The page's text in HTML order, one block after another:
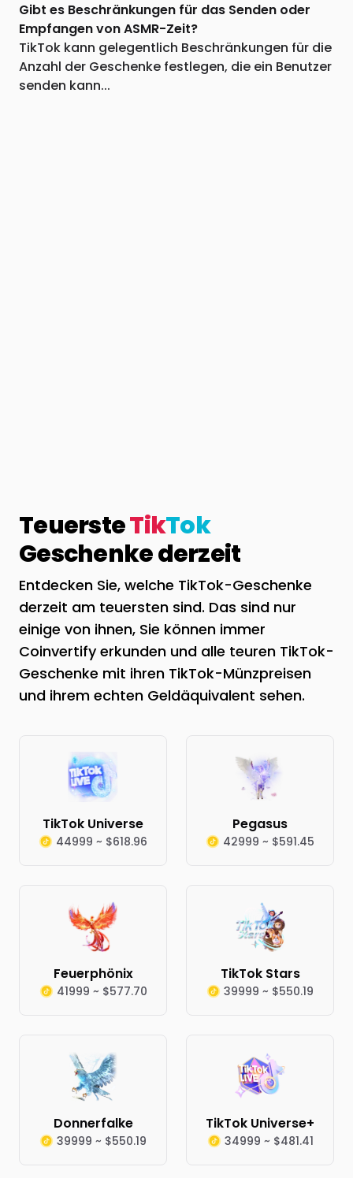
Gibt es Beschränkungen für das Senden oder
Empfangen von ASMR-Zeit?
TikTok kann gelegentlich Beschränkungen für die
Anzahl der Geschenke festlegen, die ein Benutzer
senden kann...
TeuersteTikTok
Geschenke derzeit
Entdecken Sie, welche TikTok-Geschenke
derzeit am teuersten sind. Das sind nur
einige von ihnen, Sie können immer
Coinvertify erkunden und alle teuren TikTok-
Geschenke mit ihren TikTok-Münzpreisen
und ihrem echten Geldäquivalent sehen.
TikTok Universe
44999 ~ $618.96
Pegasus
42999 ~ $591.45
Feuerphönix
41999 ~ $577.70
TikTok Stars
39999 ~ $550.19
Donnerfalke
39999 ~ $550.19
TikTok Universe+
34999 ~ $481.41